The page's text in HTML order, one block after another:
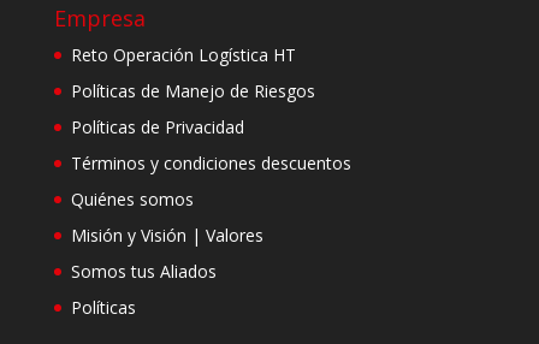
Empresa
Reto Operación Logística HT
Políticas de Manejo de Riesgos
Políticas de Privacidad
Términos y condiciones descuentos
Quiénes somos
Misión y Visión | Valores
Somos tus Aliados
Políticas